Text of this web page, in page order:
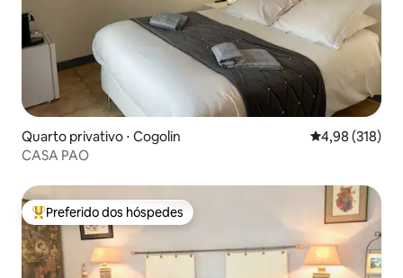
Quarto privativo ⋅ Cogolin 4,98 de uma
4,98 (318)
CASA PAO
Entre os melhores preferidos dos hóspedes
Preferido dos hóspedes